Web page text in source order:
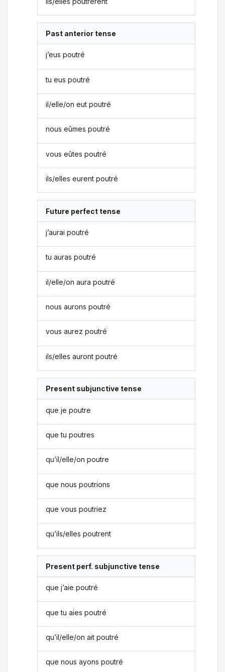
Past anterior tense
j’eus poutré
tu eus poutré
il/elle/on eut poutré
nous eûmes poutré
vous eûtes poutré
ils/elles eurent poutré
Future perfect tense
j’aurai poutré
tu auras poutré
il/elle/on aura poutré
nous aurons poutré
vous aurez poutré
ils/elles auront poutré
Present subjunctive tense
que je poutre
que tu poutres
qu’il/elle/on poutre
que nous poutrions
que vous poutriez
qu’ils/elles poutrent
Present perf. subjunctive tense
que j’aie poutré
que tu aies poutré
qu’il/elle/on ait poutré
que nous ayons poutré